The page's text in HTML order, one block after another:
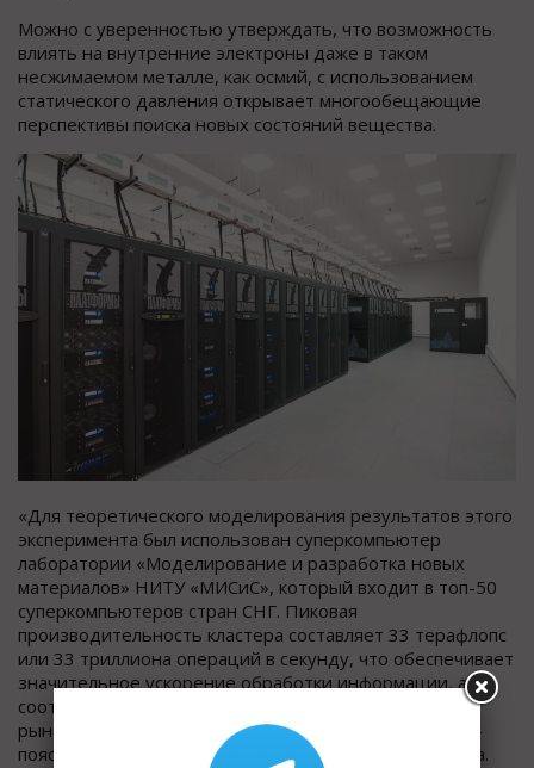
Можно с уверенностью утверждать, что возможность
влиять на внутренние электроны даже в таком
несжимаемом металле, как осмий, с использованием
статического давления открывает многообещающие
перспективы поиска новых состояний вещества.
«Для теоретического моделирования результатов этого
эксперимента был использован суперкомпьютер
лаборатории «Моделирование и разработка новых
материалов» НИТУ «МИСиС», который входит в топ-50
суперкомпьютеров стран СНГ. Пиковая
производительность кластера составляет 33 терафлопс
или 33 триллиона операций в секунду, что обеспечивает
значительное ускорение обработки информации, а
соответственно ускорение разработки и вывода на
рынок новых материалов с заданными свойствами», -
пояснила ректор НИТУ «МИСиС» Алевтина Черникова.